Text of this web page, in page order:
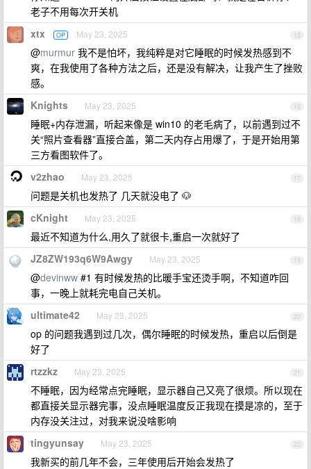
老子不用每次开关机
15
xtx OP May 23, 2025
@murmur 我不是怕坏，我纯粹是对它睡眠的时候发热感到不
爽，在我使用了各种方法之后，还是没有解决，让我产生了挫败
感。
16
Knights May 23, 2025
睡眠+内存泄漏，听起来像是 win10 的老毛病了，以前遇到过不
关“照片查看器”直接合盖，第二天内存占用爆了，于是开始用第
三方看图软件了。
17
v2zhao May 23, 2025
问题是关机也发热了 几天就没电了 🐶
18
cKnight May 23, 2025
最近不知道为什么,用久了就很卡,重启一次就好了
19
JZ8ZW193q6W9Awgy May 23, 2025
@devinww #1 有时候发热的比暖手宝还烫手啊，不知道咋回
事，一晚上就耗完电自己关机。
20
ultimate42 May 23, 2025
op 的问题我遇到过几次，偶尔睡眠的时候发热，重启以后倒是
好了
21
rtzzkz May 23, 2025
不睡眠，因为经常点完睡眠，显示器自己又亮了很烦。所以现在
都直接关显示器完事，没点睡眠温度反正我现在摸是凉的，至于
内存没关注过，对我来说没啥影响
22
tingyunsay May 23, 2025
我新买的前几年不会，三年使用后开始会发热了